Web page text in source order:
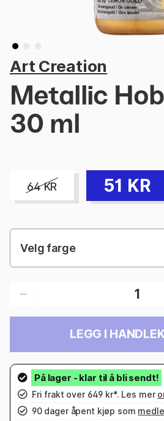
Art Creation
Metallic
30 ml
64KR 51 KR
Velg farge
LEGG I
Fri frakt over 649 kr*. Les mer
90 dager åpent kjøp som